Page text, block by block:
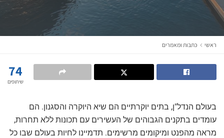
ראשי כתבות ומאמרים
74
שיתופים
בעולם הנדל"ן, בתים יוקרתיים הם שיא היוקרה והסגנון. הם
עומדים בתקנים הגבוהים של העשירים עם תכונות ללא תחרות,
מראה מהפנט ומיקומים מרשימים. תדמיינו לחיות בעולם שבו כל